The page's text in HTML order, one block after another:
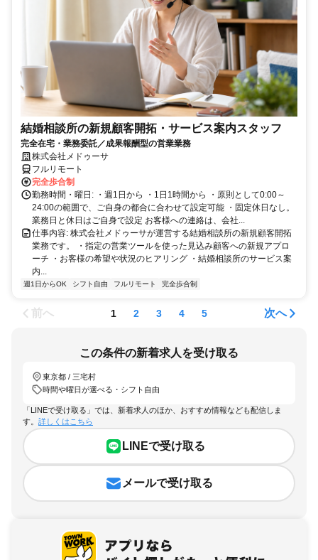
結婚相談所の新規顧客開拓・サービス案内スタッフ
完全在宅・業務委託／成果報酬型の営業業務
株式会社メドゥーサ
フルリモート
完全歩合制
勤務時間・曜日: ・週1日から ・1日1時間から ・原則として0:00～
24:00の範囲で、ご自身の都合に合わせて設定可能 ・固定休日なし。
業務日と休日はご自身で設定 お客様への連絡は、会社...
仕事内容: 株式会社メドゥーサが運営する結婚相談所の新規顧客開拓
業務です。 ・指定の営業ツールを使った見込み顧客への新規アプロ
ーチ ・お客様の希望や状況のヒアリング ・結婚相談所のサービス案
内...
週1日からOK シフト自由 フルリモート 完全歩合制
前へ 1 2 3 4 5 次へ
この条件の新着求人を受け取る
東京都 / 三宅村
時間や曜日が選べる・シフト自由
「LINEで受け取る」では、新着求人のほか、おすすめ情報なども配信しま
す。 詳しくはこちら
LINEで受け取る
メールで受け取る